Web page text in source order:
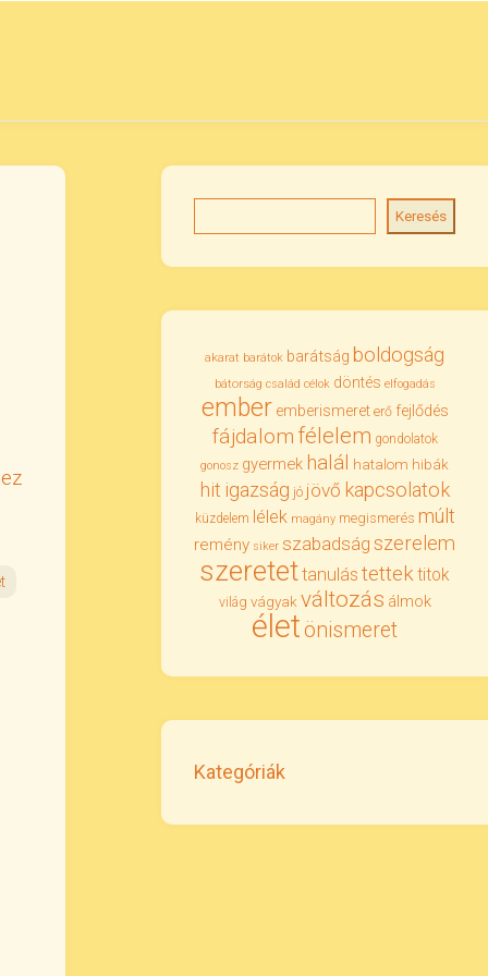
Keresés
akarat barátok barátság boldogság
bátorság család célok döntés elfogadás
ember emberismeret erő fejlődés
fájdalom félelem gondolatok
gonosz gyermek halál hatalom hibák
hit igazság jó jövő kapcsolatok
küzdelem lélek magány megismerés múlt
remény siker szabadság szerelem
szeretettanulás tettektitok
világ vágyak változás álmok
életönismeret
Kategóriák